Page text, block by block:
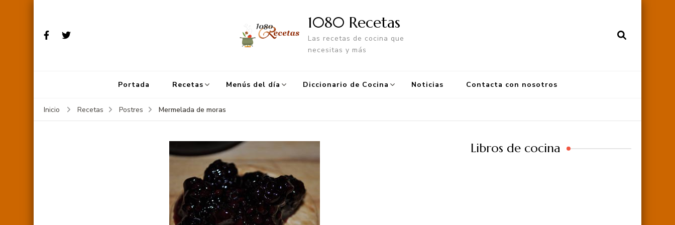
1080 Recetas
Las recetas de cocina que
necesitas y más
Portada Recetas Menús del día Diccionario de Cocina Noticias Contacta con nosotros
Inicio Recetas Postres Mermelada de moras
Libros de cocina